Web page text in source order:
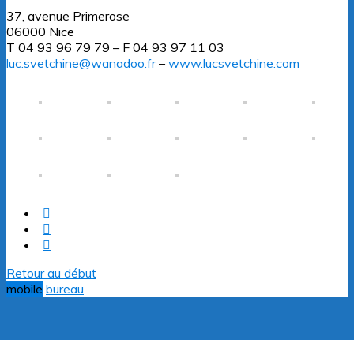
37, avenue Primerose
06000 Nice
T 04 93 96 79 79 – F 04 93 97 11 03
luc.svetchine@wanadoo.fr– www.lucsvetchine.com
Retour au début
mobile bureau